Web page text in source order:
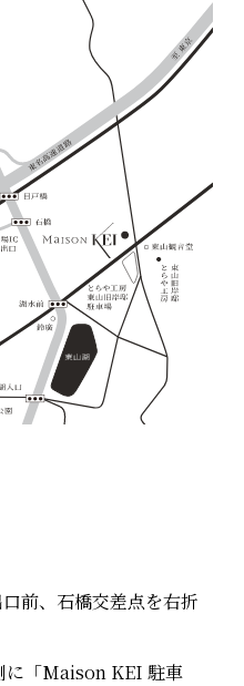
前、石橋交差点を右折
に「Maison KEI 駐車